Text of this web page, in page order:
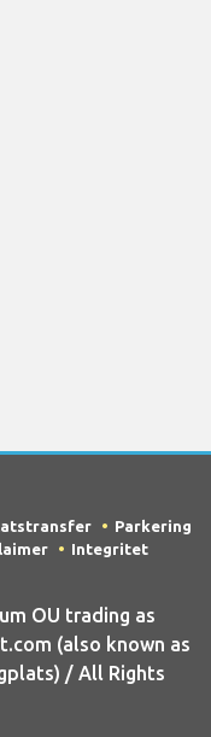
Parkering
Integritet
OU trading as
(also known as
/ All Rights